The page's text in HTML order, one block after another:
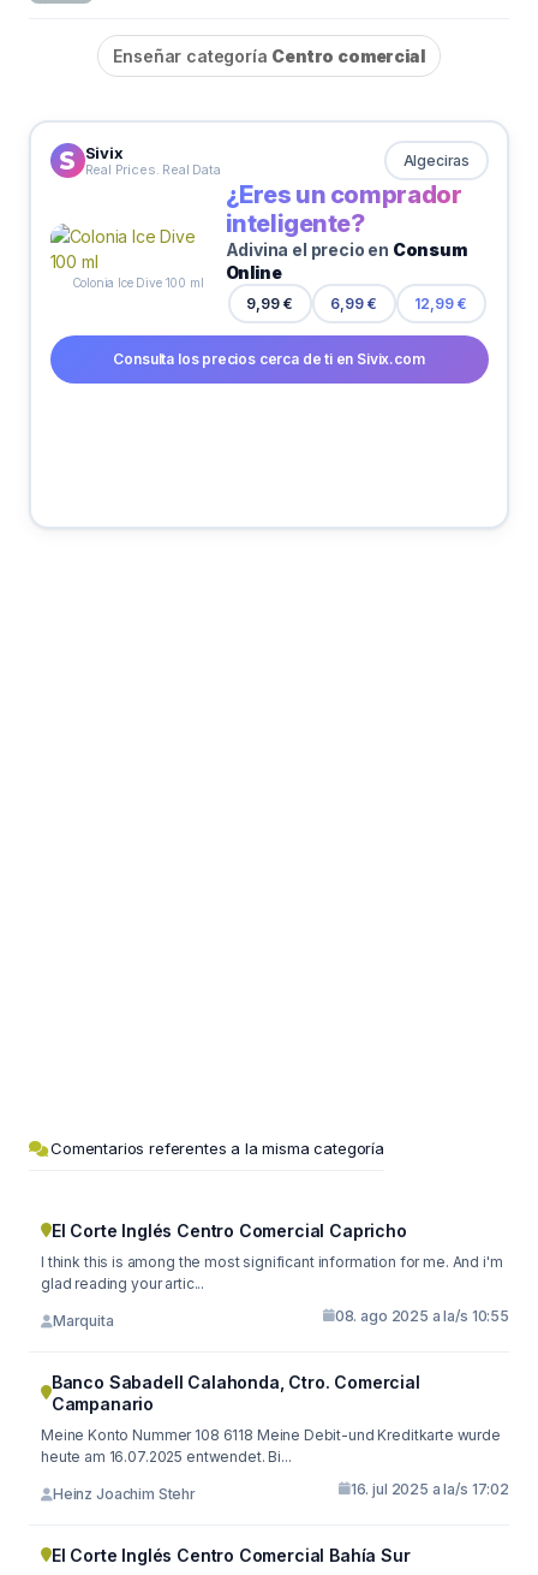
Enseñar categoría Centro comercial
Sivix
Real Prices. Real Data Algeciras
Colonia Ice Dive 100 ml
¿Eres un comprador
inteligente?
Adivina el precio en Consum
Online
9,99 € 6,99 € 12,99 €
Consulta los precios cerca de ti en Sivix.com
Comentarios referentes a la misma categoría
El Corte Inglés Centro Comercial Capricho
I think this is among the most significant information for me. And i'm
glad reading your artic...
Marquita 08. ago 2025 a la/s 10:55
Banco Sabadell Calahonda, Ctro. Comercial
Campanario
Meine Konto Nummer 108 6118 Meine Debit-und Kreditkarte wurde
heute am 16.07.2025 entwendet. Bi...
Heinz Joachim Stehr 16. jul 2025 a la/s 17:02
El Corte Inglés Centro Comercial Bahía Sur